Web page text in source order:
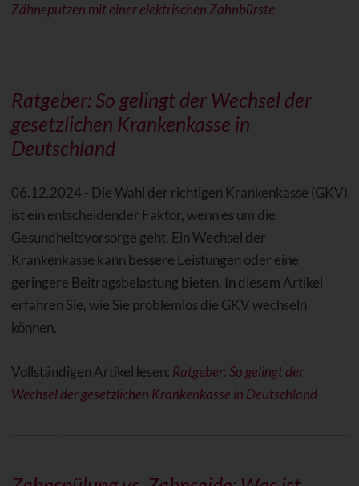
Zähneputzen mit einer elektrischen Zahnbürste
Ratgeber: So gelingt der Wechsel der
gesetzlichen Krankenkasse in
Deutschland
06.12.2024 - Die Wahl der richtigen Krankenkasse (GKV)
ist ein entscheidender Faktor, wenn es um die
Gesundheitsvorsorge geht. Ein Wechsel der
Krankenkasse kann bessere Leistungen oder eine
geringere Beitragsbelastung bieten. In diesem Artikel
erfahren Sie, wie Sie problemlos die GKV wechseln
können.
Vollständigen Artikel lesen: Ratgeber: So gelingt der
Wechsel der gesetzlichen Krankenkasse in Deutschland